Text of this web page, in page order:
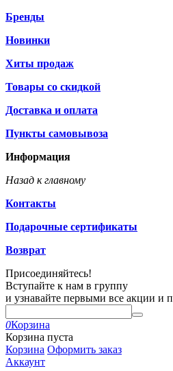
Бренды
Новинки
Хиты продаж
Товары со скидкой
Доставка и оплата
Пункты самовывоза
Информация
Назад к главному
Контакты
Подарочные сертификаты
Возврат
Присоединяйтесь!
Вступайте к нам в группу
и узнавайте первыми все акции и
0Корзина
Корзина пуста
Корзина Оформить заказ
Аккаунт